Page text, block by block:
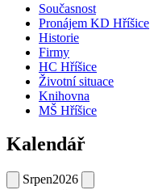
Současnost
Pronájem KD Hříšice
Historie
Firmy
HC Hříšice
Životní situace
Knihovna
MŠ Hříšice
Kalendář
Srpen2026